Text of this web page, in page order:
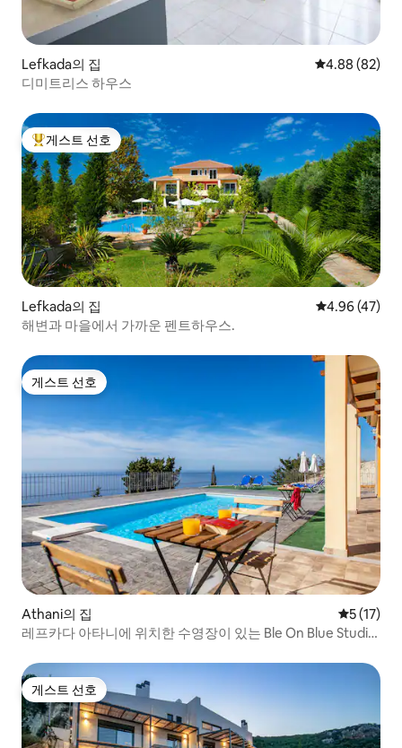
Lefkada의 집 평점 4.88점(5
4.88 (82)
디미트리스 하우스
상위 게스트 선호
게스트 선호
Lefkada의 집 평점 4.96점(5
4.96 (47)
해변과 마을에서 가까운 펜트하우스.
게스트 선호
게스트 선호
Athani의 집 평점 5점
5 (17)
레프카다 아타니에 위치한 수영장이 있는 Ble On Blue Studio
게스트 선호
게스트 선호